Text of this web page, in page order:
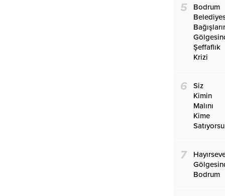
5
Bodrum
Şeffaflık
Krizi
6
Siz
Kimin
Malını
Kime
7
Bodrum